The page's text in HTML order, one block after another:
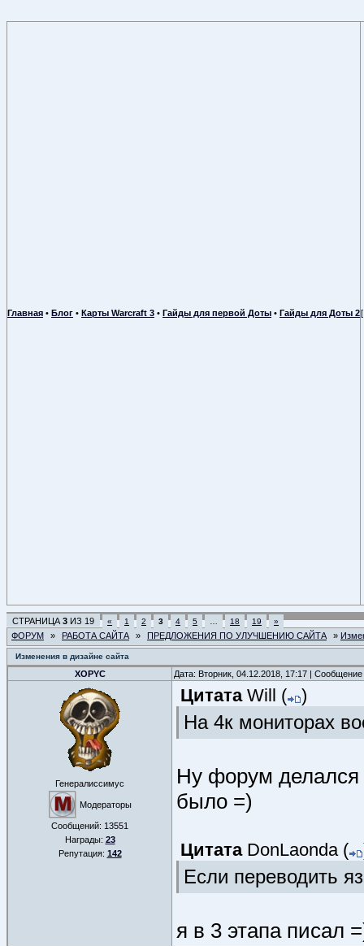
Главная • Блог • Карты Warcraft 3 • Гайды для первой Доты • Гайды для Доты 2
СТРАНИЦА 3 ИЗ 19 « 1 2 3 4 5 18 19 »
ФОРУМ » РАБОТА САЙТА » ПРЕДЛОЖЕНИЯ ПО УЛУЧШЕНИЮ САЙТА »
Изменения в дизайне сайта
XOPYC Дата: Вторник, 04.12.2018, 17:17 |
Генералиссимус
Модераторы
Сообщений: 13551
Награды: 23
Репутация: 142
Цитата Will ( )
На 4к мониторах
Ну форум делался
было =)
Цитата DonLaonda(
Если переводить
я в 3 этапа писал